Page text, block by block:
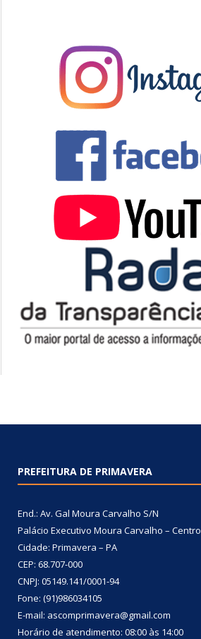
PREFEITURA DE PRIMAVERA
End.: Av. Gal Moura Carvalho S/N
Palácio Executivo Moura Carvalho – Centro
Cidade: Primavera – PA
CEP: 68.707-000
CNPJ: 05149.141/0001-94
Fone: (91)986034105
E-mail: ascomprimavera@gmail.com
Horário de atendimento: 08:00 às 14:00